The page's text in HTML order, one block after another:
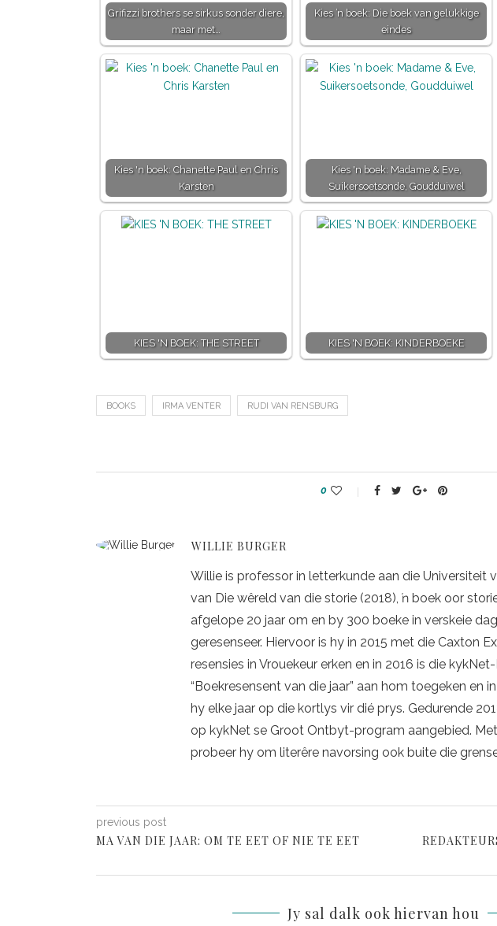
Grifizzi brothers se sirkus sonder diere,
maar met…
Kies ’n boek: Die boek van gelukkige
eindes
Kies 'n boek: Chanette Paul en Chris
Karsten
Kies 'n boek: Madame & Eve,
Suikersoetsonde, Goudduiwel
KIES 'N BOEK: THE STREET KIES 'N BOEK: KINDERBOEKE
BOOKS IRMA VENTER RUDI VAN RENSBURG
0
WILLIE BURGER
Willie is professor in letterkunde aan die Universiteit
van Die wêreld van die storie (2018), ŉ boek oor
afgelope 20 jaar om en by 300 boeke in verskeie
geresenseer. Hiervoor is hy in 2015 met die Caxton
resensies in Vrouekeur erken en in 2016 is die
“Boekresensent van die jaar” aan hom toegeken en
hy elke jaar op die kortlys vir dié prys. Gedurende
op kykNet se Groot Ontbyt-program aangebied.
probeer hy om literêre navorsing ook buite die
previous post
MA VAN DIE JAAR: OM TE EET OF NIE TE EET
Jy sal dalk ook hiervan hou